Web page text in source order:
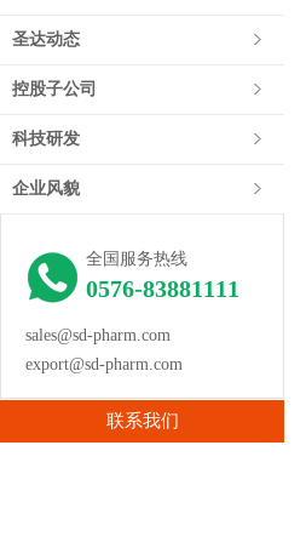
圣达动态
控股子公司
科技研发
企业风貌
全国服务热线
0576-83881111
sales@sd-pharm.com
export@sd-pharm.com
联系我们